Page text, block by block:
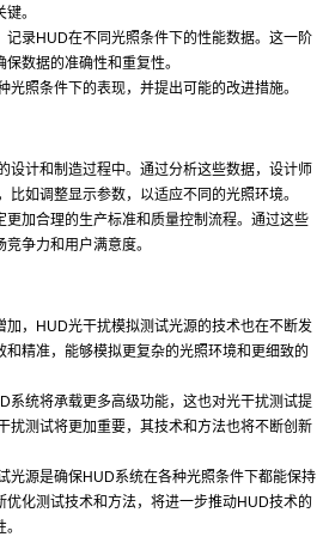
。
记录HUD在不同光照条件下的性能数据。这一阶
数据的准确性和重复性。
照条件下的表现，并提出可能的改进措施。
设计和制造过程中。通过分析这些数据，设计师
比如调整显示参数，以适应不同的光照环境。
更加合理的生产标准和质量控制流程。通过这些
争力和用户满意度。
加，HUD光干扰模拟测试光源的技术也在不断发
和精准，能够模拟更复杂的光照环境和更细致的
系统将承载更多高级功能，这也对光干扰测试提
扰测试将更加重要，其技术和方法也将不断创新
光源是确保HUD系统在各种光照条件下都能保持
优化测试技术和方法，将进一步推动HUD技术的